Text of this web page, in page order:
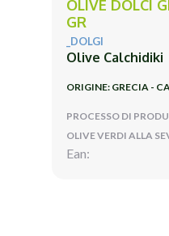
OLIVE DOLCI
GR
_DOLGI
Olive Calchidiki
ORIGINE: GRECIA -
PROCESSO DI
OLIVE VERDI ALLA
Ean: